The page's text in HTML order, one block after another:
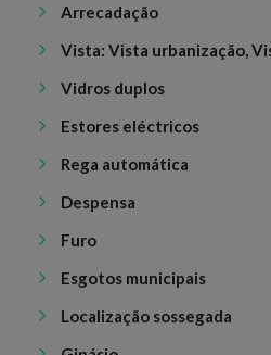
Arrecadação
Vista: Vista urbanização,
Vidros duplos
Estores eléctricos
Rega automática
Despensa
Furo
Esgotos municipais
Localização sossegada